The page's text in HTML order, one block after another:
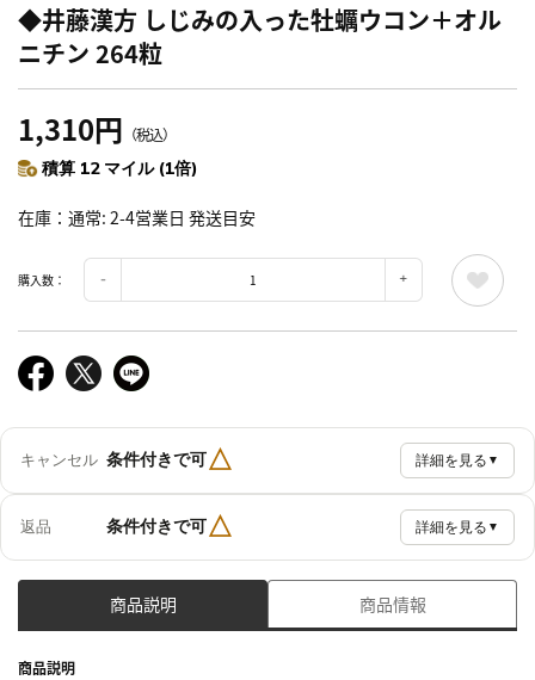
◆井藤漢方 しじみの入った牡蠣ウコン＋オル
ニチン 264粒
1,310円 （税込）
積算 12 マイル (1倍)
在庫 通常: 2-4営業日 発送目安
購入数：
キャンセル 条件付きで可△ 詳細を見る ▼
返品 条件付きで可△ 詳細を見る ▼
商品説明 商品情報
商品説明